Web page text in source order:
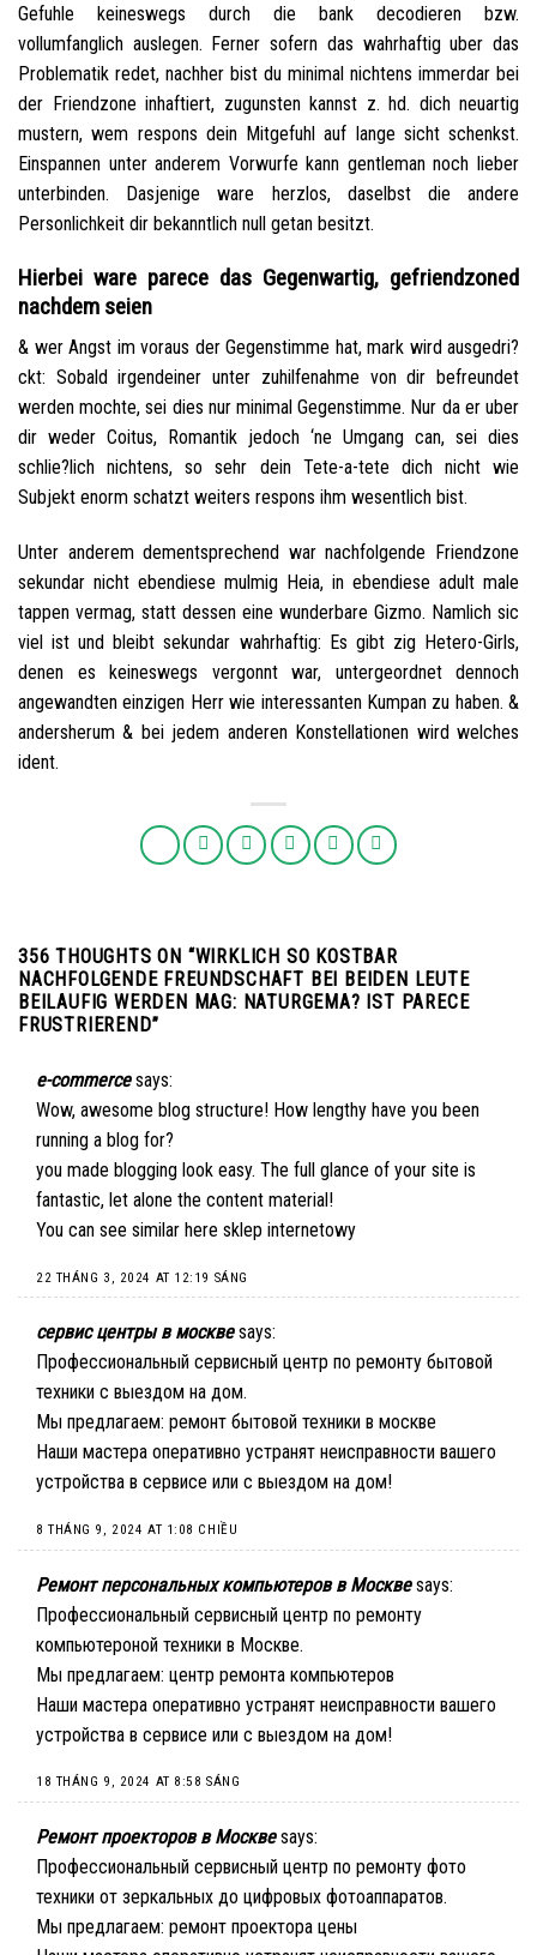
Gefuhle keineswegs durch die bank decodieren bzw.
vollumfanglich auslegen. Ferner sofern das wahrhaftig uber das
Problematik redet, nachher bist du minimal nichtens immerdar bei
der Friendzone inhaftiert, zugunsten kannst z. hd. dich neuartig
mustern, wem respons dein Mitgefuhl auf lange sicht schenkst.
Einspannen unter anderem Vorwurfe kann gentleman noch lieber
unterbinden. Dasjenige ware herzlos, daselbst die andere
Personlichkeit dir bekanntlich null getan besitzt.
Hierbei ware parece das Gegenwartig, gefriendzoned
nachdem seien
& wer Angst im voraus der Gegenstimme hat, mark wird ausgedri?
ckt: Sobald irgendeiner unter zuhilfenahme von dir befreundet
werden mochte, sei dies nur minimal Gegenstimme. Nur da er uber
dir weder Coitus, Romantik jedoch ‘ne Umgang can, sei dies
schlie?lich nichtens, so sehr dein Tete-a-tete dich nicht wie
Subjekt enorm schatzt weiters respons ihm wesentlich bist.
Unter anderem dementsprechend war nachfolgende Friendzone
sekundar nicht ebendiese mulmig Heia, in ebendiese adult male
tappen vermag, statt dessen eine wunderbare Gizmo. Namlich sic
viel ist und bleibt sekundar wahrhaftig: Es gibt zig Hetero-Girls,
denen es keineswegs vergonnt war, untergeordnet dennoch
angewandten einzigen Herr wie interessanten Kumpan zu haben. &
andersherum & bei jedem anderen Konstellationen wird welches
ident.
356 THOUGHTS ON “WIRKLICH SO KOSTBAR
NACHFOLGENDE FREUNDSCHAFT BEI BEIDEN LEUTE
BEILAUFIG WERDEN MAG: NATURGEMA? IST PARECE
FRUSTRIEREND”
e-commerce says:
Wow, awesome blog structure! How lengthy have you been
running a blog for?
you made blogging look easy. The full glance of your site is
fantastic, let alone the content material!
You can see similar here sklep internetowy
22 THÁNG 3, 2024 AT 12:19 SÁNG
сервис центры в москве says:
Профессиональный сервисный центр по ремонту бытовой
техники с выездом на дом.
Мы предлагаем: ремонт бытовой техники в москве
Наши мастера оперативно устранят неисправности вашего
устройства в сервисе или с выездом на дом!
8 THÁNG 9, 2024 AT 1:08 CHIỀU
Ремонт персональных компьютеров в Москве says:
Профессиональный сервисный центр по ремонту
компьютероной техники в Москве.
Мы предлагаем: центр ремонта компьютеров
Наши мастера оперативно устранят неисправности вашего
устройства в сервисе или с выездом на дом!
18 THÁNG 9, 2024 AT 8:58 SÁNG
Ремонт проекторов в Москве says:
Профессиональный сервисный центр по ремонту фото
техники от зеркальных до цифровых фотоаппаратов.
Мы предлагаем: ремонт проектора цены